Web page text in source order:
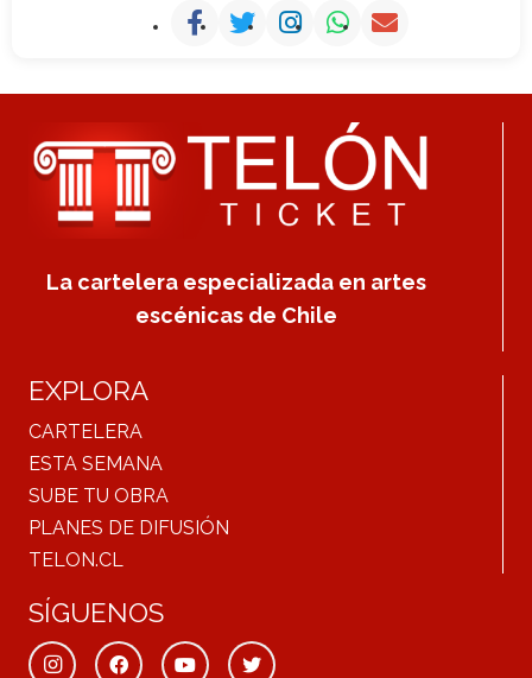
La cartelera especializada en artes
escénicas de Chile
EXPLORA
CARTELERA
ESTA SEMANA
SUBE TU OBRA
PLANES DE DIFUSIÓN
TELON.CL
SÍGUENOS